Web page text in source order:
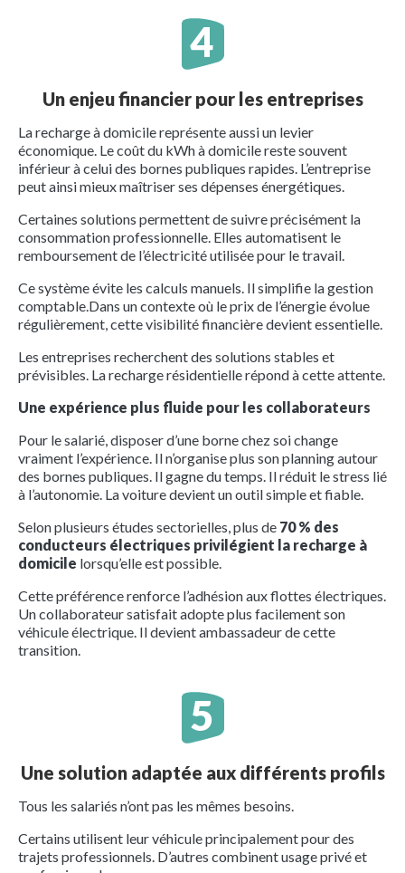
Un enjeu financier pour les entreprises
La recharge à domicile représente aussi un levier
économique. Le coût du kWh à domicile reste souvent
inférieur à celui des bornes publiques rapides. L’entreprise
peut ainsi mieux maîtriser ses dépenses énergétiques.
Certaines solutions permettent de suivre précisément la
consommation professionnelle. Elles automatisent le
remboursement de l’électricité utilisée pour le travail.
Ce système évite les calculs manuels. Il simplifie la gestion
comptable.Dans un contexte où le prix de l’énergie évolue
régulièrement, cette visibilité financière devient essentielle.
Les entreprises recherchent des solutions stables et
prévisibles. La recharge résidentielle répond à cette attente.
Une expérience plus fluide pour les collaborateurs
Pour le salarié, disposer d’une borne chez soi change
vraiment l’expérience. Il n’organise plus son planning autour
des bornes publiques. Il gagne du temps. Il réduit le stress lié
à l’autonomie. La voiture devient un outil simple et fiable.
Selon plusieurs études sectorielles, plus de 70 % des
conducteurs électriques privilégient la recharge à
domicile lorsqu’elle est possible.
Cette préférence renforce l’adhésion aux flottes électriques.
Un collaborateur satisfait adopte plus facilement son
véhicule électrique. Il devient ambassadeur de cette
transition.
Une solution adaptée aux différents profils
Tous les salariés n’ont pas les mêmes besoins.
Certains utilisent leur véhicule principalement pour des
trajets professionnels. D’autres combinent usage privé et